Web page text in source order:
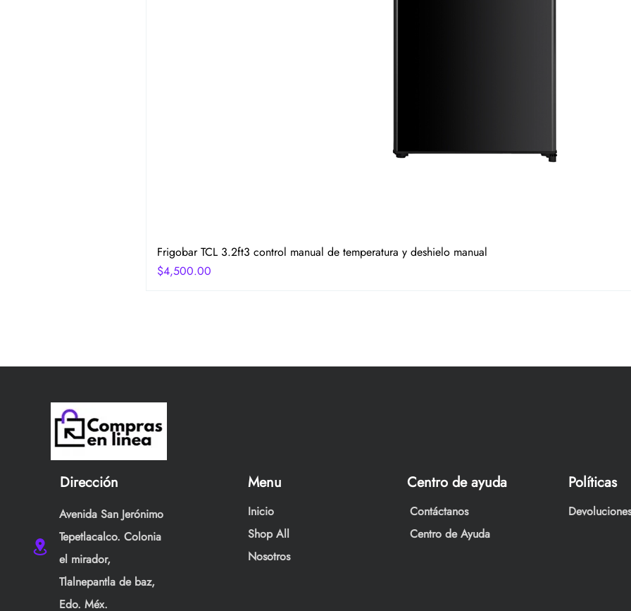
Frigobar TCL 3.2ft3 control manual de temperatura y deshielo manual
Precio
$4,500.00
Dirección
Avenida San Jerónimo
Tepetlacalco. Colonia
el mirador,
Tlalnepantla de baz,
Edo. Méx.
Menu
Inicio
Shop All
Nosotros
Centro de ayuda
Contáctanos
Centro de Ayuda
Políticas